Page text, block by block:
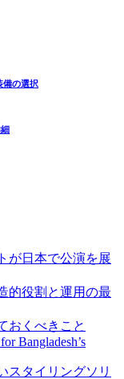
備の選択
が日本で公演を展
的役割と運用の最
おくべきこと
Bangladesh’s
スタイリングソリ